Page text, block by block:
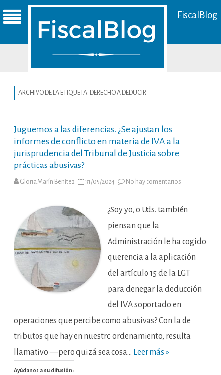
FiscalBlog
ARCHIVO DE LA ETIQUETA: DERECHO A DEDUCIR
Juguemos a las diferencias. ¿Se ajustan los
informes de conflicto en materia de IVA a la
jurisprudencia del Tribunal de Justicia sobre
prácticas abusivas?
Gloria Marín Benítez 31/05/2024 No hay comentarios
diferencias.
informes
de
en
de
IVA
la
de
sobre
prácticas
¿Soy yo, o Uds. también
piensan que la
Administración le ha cogido
querencia a la aplicación
del artículo 15 de la LGT
para denegar la deducción
del IVA soportado en
operaciones que percibe como abusivas? Con la de
tributos que hay en nuestro ordenamiento, resulta
llamativo —pero quizá sea cosa… Leer más »
Ayúdanos a su difusión: